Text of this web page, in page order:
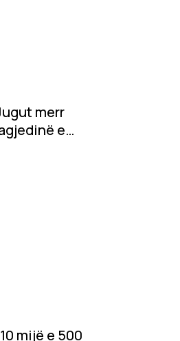
merr
e
mijë e 500